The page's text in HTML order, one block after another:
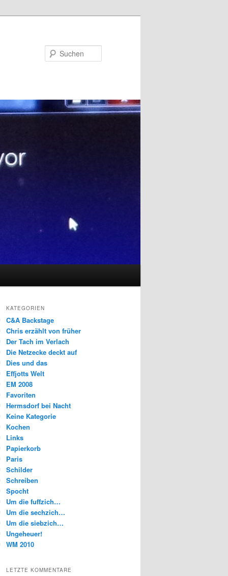
KATEGORIEN
C&A Backstage
Chris erzählt von früher
Der Tach im Verlach
Die Netzecke deckt auf
Dies und das
Effjotts Welt
EM 2008
Favoriten
Hermsdorf bei Nacht
Keine Kategorie
Kochen
Links
Papierkorb
Paris
Schilder
Schreiben
Spocht
Um die fuffzich…
Um die sechzich…
Um die siebzich…
Ungeheuer!
WM 2010
LETZTE KOMMENTARE